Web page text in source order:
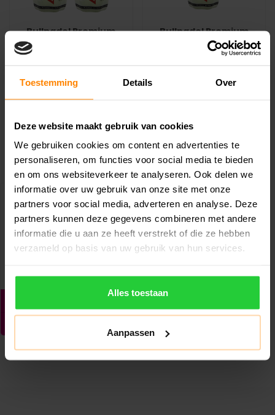
Toestemming Details Over
Deze website maakt gebruik van cookies
We gebruiken cookies om content en advertenties te
personaliseren, om functies voor social media te bieden
en om ons websiteverkeer te analyseren. Ook delen we
informatie over uw gebruik van onze site met onze
partners voor social media, adverteren en analyse. Deze
partners kunnen deze gegevens combineren met andere
informatie die u aan ze heeft verstrekt of die ze hebben
verzameld op basis van uw gebruik van hun services.
Alles toestaan
Aanpassen
Bullpadel Premium
Pro Padelballen 2x3
Bullpadel is hét merk die
speciaal ontworpen is voor
Bullpadel Premium
Pro Padelballen 3
Bullpadel is hét merk die